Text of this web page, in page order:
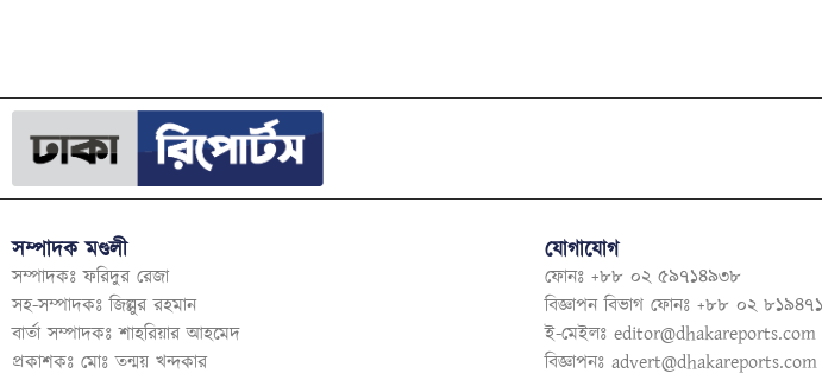
সম্পাদক মণ্ডলী
সম্পাদকঃ ফরিদুর রেজা
সহ-সম্পাদকঃ জিল্লুর রহমান
বার্তা সম্পাদকঃ শাহরিয়ার আহমেদ
প্রকাশকঃ মোঃ তন্ময় খন্দকার
যোগাযোগ
ফোনঃ +৮৮ ০২ ৫৯৭১৪৯৩৮
বিজ্ঞাপন বিভাগ ফোনঃ +৮৮ ০২
ই-মেইলঃ editor@dhakareports.com
বিজ্ঞাপনঃ advert@dhakareports.com